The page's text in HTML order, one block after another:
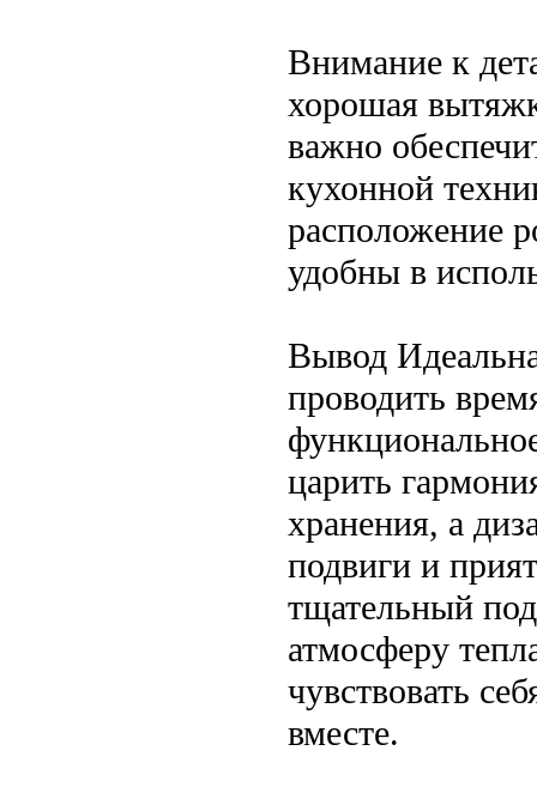
Внимание к
хорошая
важно
кухонной
расположение
удобны в
Вывод
проводить
царить
хранения, а
подвиги и
тщательный
атмосферу
чувствовать
вместе.